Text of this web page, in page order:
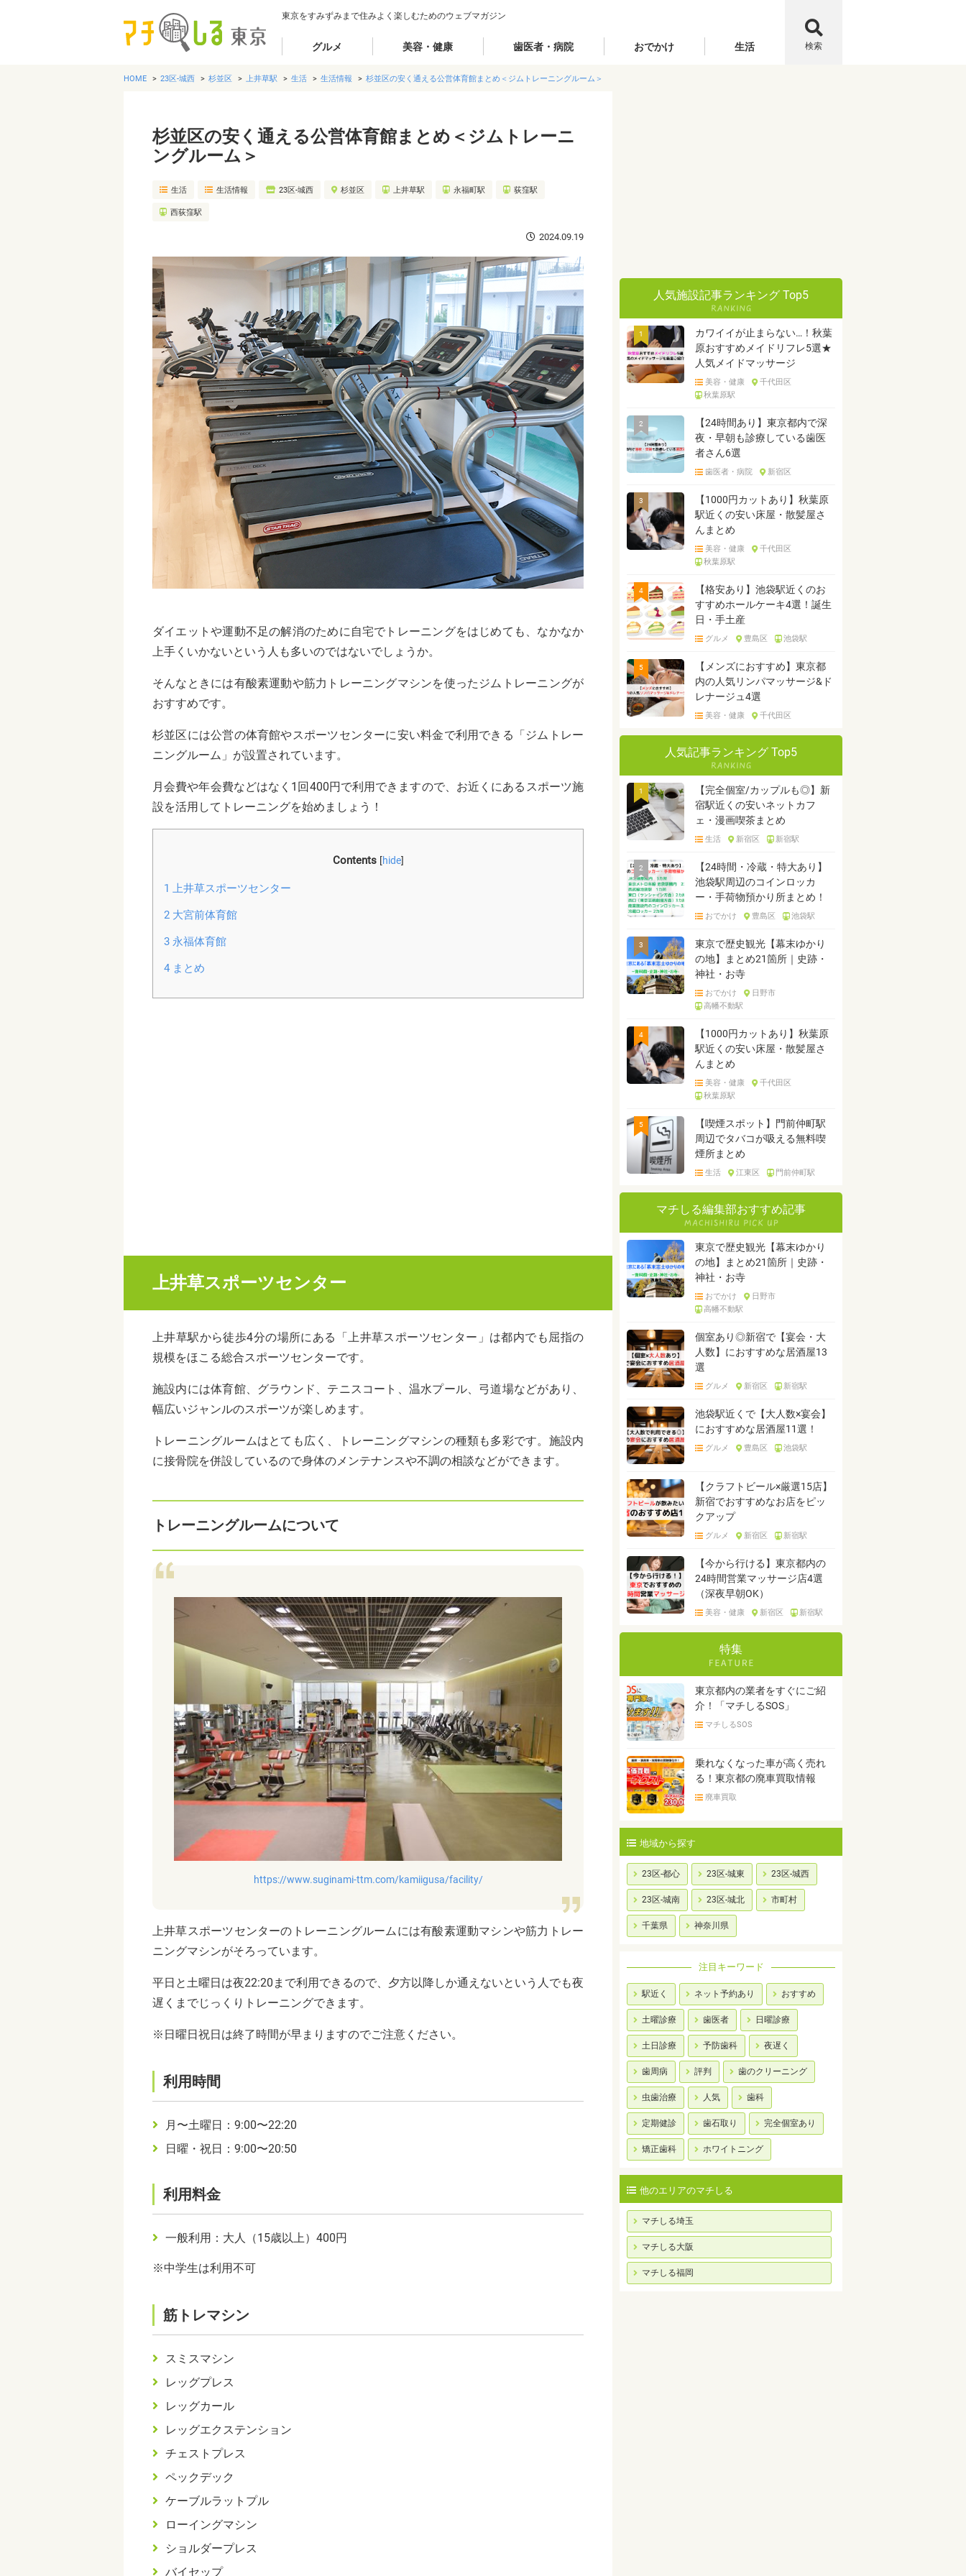
東京をすみずみまで住みよく楽しむためのウェブマガジン
グルメ 美容・健康 歯医者・病院 おでかけ 生活 検索
HOME 23区-城西 杉並区 上井草駅 生活 生活情報 杉並区の安く通える公営体育館まとめ＜ジムトレーニングルーム＞
杉並区の安く通える公営体育館まとめ＜ジムトレーニ
ングルーム＞
生活 生活情報 23区-城西 杉並区 上井草駅 永福町駅 荻窪駅
西荻窪駅
2024.09.19
ダイエットや運動不足の解消のために自宅でトレーニングをはじめても、なかなか
上手くいかないという人も多いのではないでしょうか。
そんなときには有酸素運動や筋力トレーニングマシンを使ったジムトレーニングが
おすすめです。
杉並区には公営の体育館やスポーツセンターに安い料金で利用できる「ジムトレー
ニングルーム」が設置されています。
月会費や年会費などはなく1回400円で利用できますので、お近くにあるスポーツ施
設を活用してトレーニングを始めましょう！
Contents [hide]
1 上井草スポーツセンター
2大宮前体育館
3永福体育館
4まとめ
上井草スポーツセンター
上井草駅から徒歩4分の場所にある「上井草スポーツセンター」は都内でも屈指の
規模をほこる総合スポーツセンターです。
施設内には体育館、グラウンド、テニスコート、温水プール、弓道場などがあり、
幅広いジャンルのスポーツが楽しめます。
トレーニングルームはとても広く、トレーニングマシンの種類も多彩です。施設内
に接骨院を併設しているので身体のメンテナンスや不調の相談などができます。
トレーニングルームについて
https://www.suginami-ttm.com/kamiigusa/facility/
上井草スポーツセンターのトレーニングルームには有酸素運動マシンや筋力トレー
ニングマシンがそろっています。
平日と土曜日は夜22:20まで利用できるので、夕方以降しか通えないという人でも夜
遅くまでじっくりトレーニングできます。
※日曜日祝日は終了時間が早まりますのでご注意ください。
利用時間
月〜土曜日：9:00〜22:20
日曜・祝日：9:00〜20:50
利用料金
一般利用：大人（15歳以上）400円
※中学生は利用不可
筋トレマシン
スミスマシン
レッグプレス
レッグカール
レッグエクステンション
チェストプレス
ペックデック
ケーブルラットプル
ローイングマシン
ショルダープレス
バイセップ
人気施設記事ランキング Top5
1
カワイイが止まらない…！秋葉
原おすすめメイドリフレ5選★
人気メイドマッサージ
美容・健康
千代田区
秋葉原駅
2
【24時間あり】東京都内で深
夜・早朝も診療している歯医
者さん6選
歯医者・病院 新宿区
3
【1000円カットあり】秋葉原
駅近くの安い床屋・散髪屋さ
んまとめ
美容・健康
千代田区
秋葉原駅
4
【格安あり】池袋駅近くのお
すすめホールケーキ4選！誕生
日・手土産
グルメ 豊島区 池袋駅
5
【メンズにおすすめ】東京都
内の人気リンパマッサージ&ド
レナージュ4選
美容・健康 千代田区
人気記事ランキング Top5
1
【完全個室/カップルも◎】新
宿駅近くの安いネットカフ
ェ・漫画喫茶まとめ
生活 新宿区 新宿駅
2
【24時間・冷蔵・特大あり】
池袋駅周辺のコインロッカ
ー・手荷物預かり所まとめ！
おでかけ 豊島区 池袋駅
3
東京で歴史観光【幕末ゆかり
の地】まとめ21箇所｜史跡・
神社・お寺
おでかけ
日野市
高幡不動駅
4
【1000円カットあり】秋葉原
駅近くの安い床屋・散髪屋さ
んまとめ
美容・健康
千代田区
秋葉原駅
5
【喫煙スポット】門前仲町駅
周辺でタバコが吸える無料喫
煙所まとめ
生活 江東区 門前仲町駅
マチしる編集部おすすめ記事
東京で歴史観光【幕末ゆかり
の地】まとめ21箇所｜史跡・
神社・お寺
おでかけ
日野市
高幡不動駅
個室あり◎新宿で【宴会・大
人数】におすすめな居酒屋13
選
グルメ 新宿区 新宿駅
池袋駅近くで【大人数×宴会】
におすすめな居酒屋11選！
グルメ 豊島区 池袋駅
【クラフトビール×厳選15店】
新宿でおすすめなお店をピッ
クアップ
グルメ 新宿区 新宿駅
【今から行ける】東京都内の
24時間営業マッサージ店4選
（深夜早朝OK）
美容・健康 新宿区 新宿駅
特集
東京都内の業者をすぐにご紹
介！「マチしるSOS」
マチしるSOS
乗れなくなった車が高く売れ
る！東京都の廃車買取情報
廃車買取
地域から探す
23区-都心 23区-城東 23区-城西
23区-城南 23区-城北 市町村
千葉県 神奈川県
注目キーワード
駅近く ネット予約あり おすすめ
土曜診療 歯医者 日曜診療
土日診療 予防歯科 夜遅く
歯周病 評判 歯のクリーニング
虫歯治療 人気 歯科
定期健診 歯石取り 完全個室あり
矯正歯科 ホワイトニング
他のエリアのマチしる
マチしる埼玉
マチしる大阪
マチしる福岡